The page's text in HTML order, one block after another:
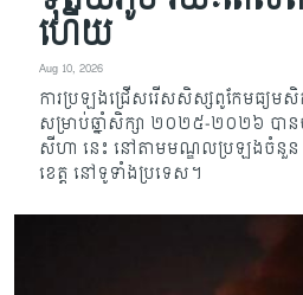
ហើយ
Aug 10, 2026
ការប្រឡងជ្រើសរើសសិស្សពូកែមធ្យ
សម្រាប់ឆ្នាំសិក្សា ២០២៥-២០២៦ បានច
សីហា នេះ នៅតាមមណ្ឌលប្រឡងចំនួន
ខេត្ត នៅទូទាំងប្រទេស។